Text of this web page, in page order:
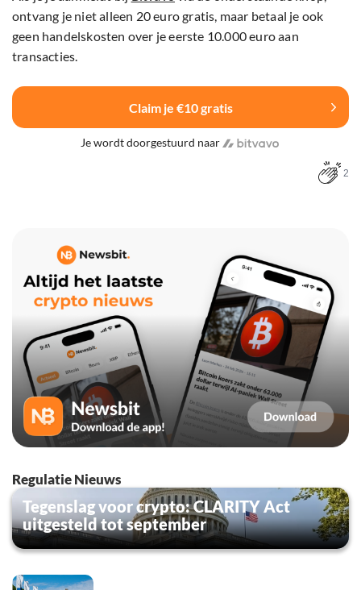
ontvang je niet alleen 20 euro gratis, maar betaal je ook
geen handelskosten over je eerste 10.000 euro aan
transacties.
Claim je €10 gratis
Je wordt doorgestuurd naar
2
Regulatie Nieuws
Tegenslag voor crypto: CLARITY Act
uitgesteld tot september